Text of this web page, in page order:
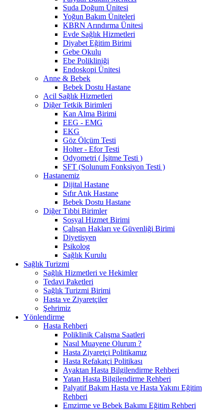
Suda Doğum Ünitesi
Yoğun Bakım Üniteleri
KBRN Arındırma Ünitesi
Evde Sağlık Hizmetleri
Diyabet Eğitim Birimi
Gebe Okulu
Ebe Polikliniği
Endoskopi Ünitesi
Anne & Bebek
Bebek Dostu Hastane
Acil Sağlık Hizmetleri
Diğer Tetkik Birimleri
Kan Alma Birimi
EEG - EMG
EKG
Göz Ölçüm Testi
Holter - Efor Testi
Odyometri ( İşitme Testi )
SFT (Solunum Fonksiyon Testi )
Hastanemiz
Dijital Hastane
Sıfır Atık Hastane
Bebek Dostu Hastane
Diğer Tıbbi Birimler
Sosyal Hizmet Birimi
Çalışan Hakları ve Güvenliği Birimi
Diyetisyen
Psikolog
Sağlık Kurulu
Sağlık Turizmi
Sağlık Hizmetleri ve Hekimler
Tedavi Paketleri
Sağlık Turizmi Birimi
Hasta ve Ziyaretçiler
Şehrimiz
Yönlendirme
Hasta Rehberi
Poliklinik Çalışma Saatleri
Nasıl Muayene Olurum ?
Hasta Ziyaretçi Politikamız
Hasta Refakatçi Politikası
Ayaktan Hasta Bilgilendirme Rehberi
Yatan Hasta Bilgilendirme Rehberi
Palyatif Bakım Hasta ve Hasta Yakını Eğitim
Rehberi
Emzirme ve Bebek Bakımı Eğitim Rehberi